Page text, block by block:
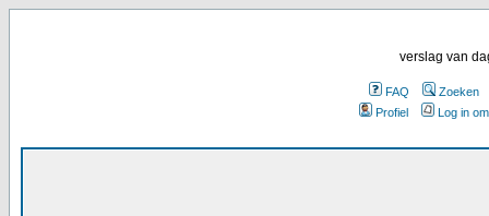
verslag van
FAQ
Zoeken
Profiel
Log in